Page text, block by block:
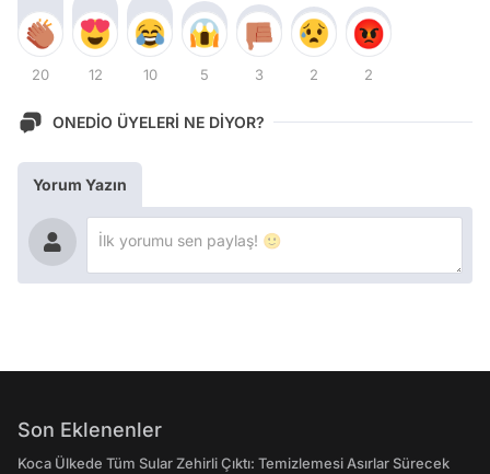
20 12 10 5 3 2 2
ONEDİO ÜYELERİ NE DİYOR?
Yorum Yazın
Son Eklenenler
Koca Ülkede Tüm Sular Zehirli Çıktı: Temizlemesi Asırlar Sürecek